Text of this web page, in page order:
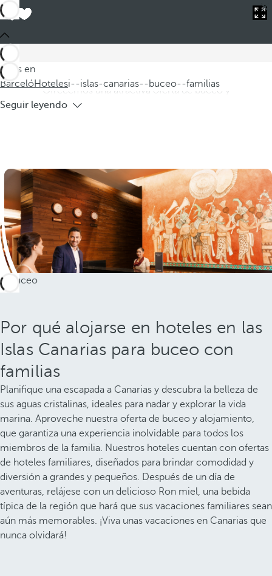
Estás en
BarcelóHotelesi--islas-canarias--buceo--familias
Barceló
Hoteles en Islas Canarias para buceo en
familias
familias que buscan disfrutar del buceo y la aventura.
Ofrecemos una atractiva oferta de buceo y
Seguir leyendo
Por qué alojarse en hoteles en las
Islas Canarias para buceo con
familias
Planifique una escapada a Canarias y descubra la belleza de
sus aguas cristalinas, ideales para nadar y explorar la vida
marina. Aproveche nuestra oferta de buceo y alojamiento,
que garantiza una experiencia inolvidable para todos los
miembros de la familia. Nuestros hoteles cuentan con ofertas
de hoteles familiares, diseñados para brindar comodidad y
diversión a grandes y pequeños. Después de un día de
aventuras, relájese con un delicioso Ron miel, una bebida
típica de la región que hará que sus vacaciones familiares sean
aún más memorables. ¡Viva unas vacaciones en Canarias que
nunca olvidará!